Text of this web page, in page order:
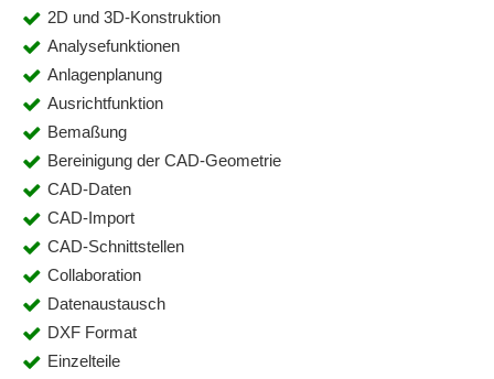
2D und 3D-Konstruktion
Analysefunktionen
Anlagenplanung
Ausrichtfunktion
Bemaßung
Bereinigung der CAD-Geometrie
CAD-Daten
CAD-Import
CAD-Schnittstellen
Collaboration
Datenaustausch
DXF Format
Einzelteile